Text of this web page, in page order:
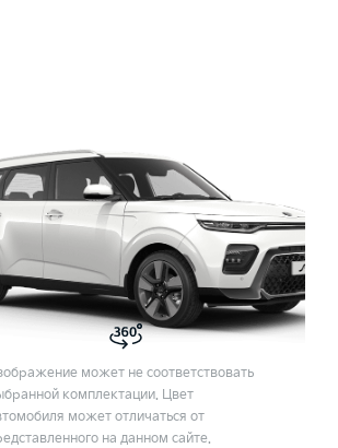
может не соответствовать
комплектации. Цвет
может отличаться от
на данном сайте.